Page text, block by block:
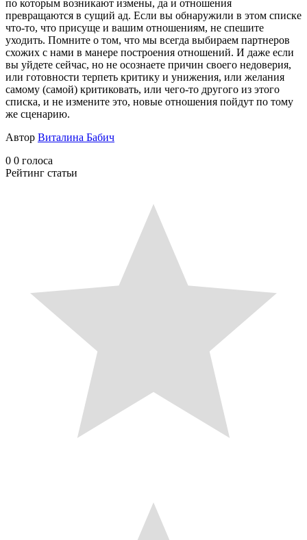
по которым возникают измены, да и отношения
превращаются в сущий ад. Если вы обнаружили в этом списке
что-то, что присуще и вашим отношениям, не спешите
уходить. Помните о том, что мы всегда выбираем партнеров
схожих с нами в манере построения отношений. И даже если
вы уйдете сейчас, но не осознаете причин своего недоверия,
или готовности терпеть критику и унижения, или желания
самому (самой) критиковать, или чего-то другого из этого
списка, и не измените это, новые отношения пойдут по тому
же сценарию.
Автор Виталина Бабич
0 0 голоса
Рейтинг статьи